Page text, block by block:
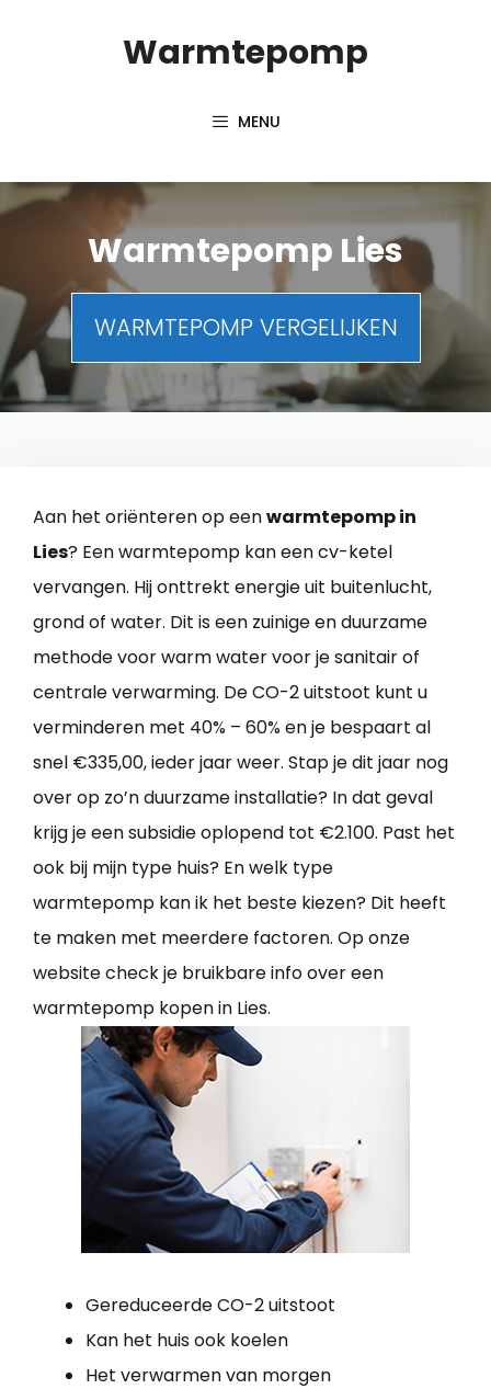
Warmtepomp
MENU
Warmtepomp Lies
WARMTEPOMP VERGELIJKEN
Aan het oriënteren op eenwarmtepomp in
Lies? Een warmtepomp kan een cv-ketel
vervangen. Hij onttrekt energie uit buitenlucht,
grond of water. Dit is een zuinige en duurzame
methode voor warm water voor je sanitair of
centrale verwarming. De CO-2 uitstoot kunt u
verminderen met 40% – 60% en je bespaart al
snel €335,00, ieder jaar weer. Stap je dit jaar nog
over op zo’n duurzame installatie? In dat geval
krijg je een subsidie oplopend tot €2.100. Past het
ook bij mijn type huis? En welk type
warmtepomp kan ik het beste kiezen? Dit heeft
te maken met meerdere factoren. Op onze
website check je bruikbare info over een
warmtepomp kopen in Lies.
Gereduceerde CO-2 uitstoot
Kan het huis ook koelen
Het verwarmen van morgen